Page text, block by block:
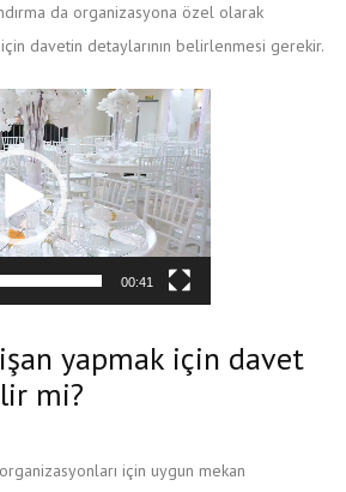
da organizasyona özel olarak
davetin detaylarının belirlenmesi gerekir.
00:41
yapmak için davet
mi?
için uygun mekan